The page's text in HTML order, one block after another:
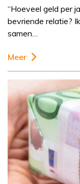
“Hoeveel geld per
bevriende relatie?
samen…
Meer